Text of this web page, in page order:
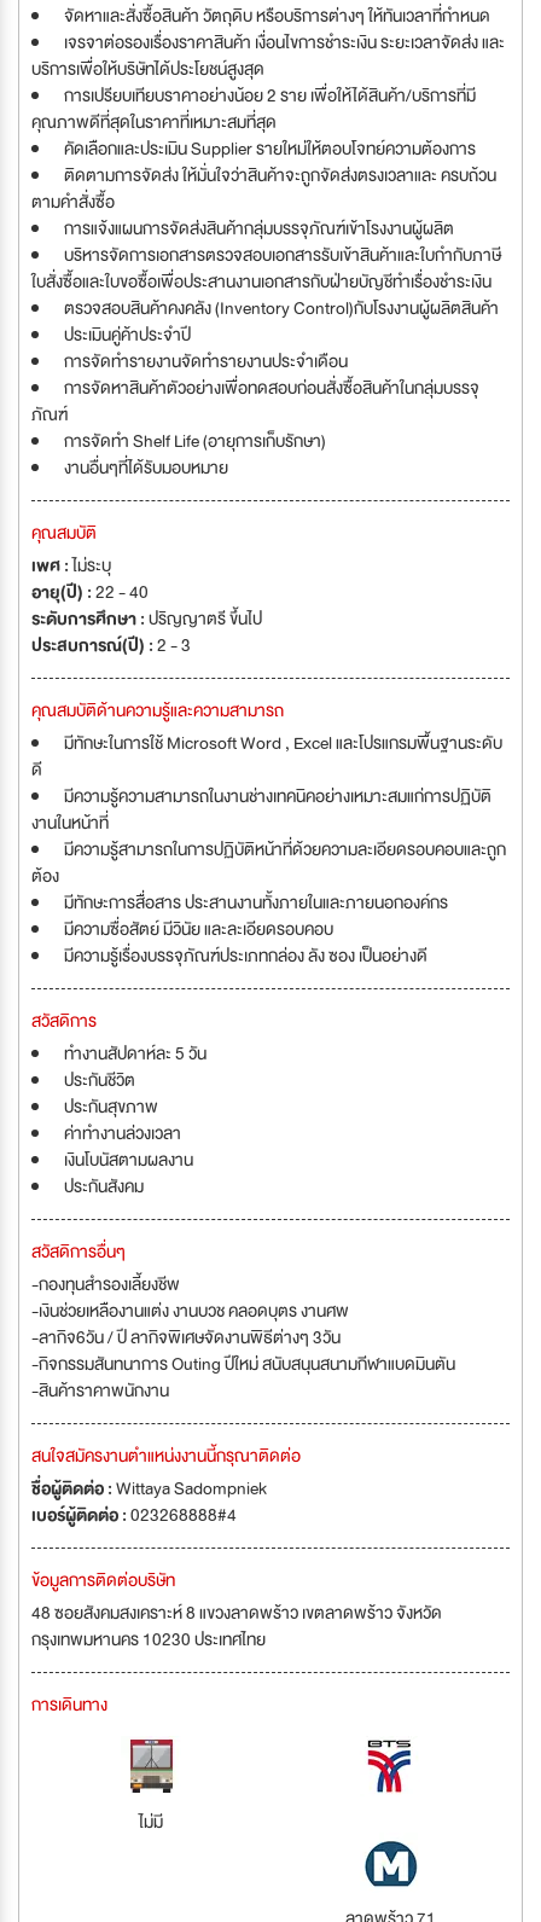
จัดหาและสั่งซื้อสินค้า วัตถุดิบ หรือบริการต่างๆ ให้ทันเวลาที่กำหนด
เจรจาต่อรองเรื่องราคาสินค้า เงื่อนไขการชำระเงิน ระยะเวลาจัดส่ง และ
บริการเพื่อให้บริษัทได้ประโยชน์สูงสุด
การเปรียบเทียบราคาอย่างน้อย 2 ราย เพื่อให้ได้สินค้า/บริการที่มี
คุณภาพดีที่สุดในราคาที่เหมาะสมที่สุด
คัดเลือกและประเมิน Supplier รายใหม่ให้ตอบโจทย์ความต้องการ
ติดตามการจัดส่ง ให้มั่นใจว่าสินค้าจะถูกจัดส่งตรงเวลาและ ครบถ้วน
ตามคำสั่งซื้อ
การแจ้งแผนการจัดส่งสินค้ากลุ่มบรรจุภัณฑ์เข้าโรงงานผู้ผลิต
บริหารจัดการเอกสารตรวจสอบเอกสารรับเข้าสินค้าและใบกำกับภาษี
ใบสั่งซื้อและใบขอซื้อเพื่อประสานงานเอกสารกับฝ่ายบัญชีทำเรื่องชำระเงิน
ตรวจสอบสินค้าคงคลัง (Inventory Control)กับโรงงานผู้ผลิตสินค้า
ประเมินคู่ค้าประจำปี
การจัดทำรายงานจัดทำรายงานประจำเดือน
การจัดหาสินค้าตัวอย่างเพื่อทดสอบก่อนสั่งซื้อสินค้าในกลุ่มบรรจุ
ภัณฑ์
การจัดทำ Shelf Life (อายุการเก็บรักษา)
งานอื่นๆที่ได้รับมอบหมาย
คุณสมบัติ
เพศ :ไม่ระบุ
อายุ(ปี) :22 - 40
ระดับการศึกษา :ปริญญาตรี ขึ้นไป
ประสบการณ์(ปี) :2 - 3
คุณสมบัติด้านความรู้และความสามารถ
มีทักษะในการใช้ Microsoft Word , Excel และโปรแกรมพื้นฐานระดับ
ดี
มีความรู้ความสามารถในงานช่างเทคนิคอย่างเหมาะสมแก่การปฏิบัติ
งานในหน้าที่
มีความรู้สามารถในการปฏิบัติหน้าที่ด้วยความละเอียดรอบคอบและถูก
ต้อง
มีทักษะการสื่อสาร ประสานงานทั้งภายในและภายนอกองค์กร
มีความซื่อสัตย์ มีวินัย และละเอียดรอบคอบ
มีความรู้เรื่องบรรจุภัณฑ์ประเภทกล่อง ลัง ซอง เป็นอย่างดี
สวัสดิการ
ทำงานสัปดาห์ละ 5 วัน
ประกันชีวิต
ประกันสุขภาพ
ค่าทำงานล่วงเวลา
เงินโบนัสตามผลงาน
ประกันสังคม
สวัสดิการอื่นๆ
-กองทุนสำรองเลี้ยงชีพ
-เงินช่วยเหลืองานแต่ง งานบวช คลอดบุตร งานศพ
-ลากิจ6วัน / ปี ลากิจพิเศษจัดงานพิธีต่างๆ 3วัน
-กิจกรรมสันทนาการ Outing ปีใหม่ สนับสนุนสนามกีฬาแบดมินตัน
-สินค้าราคาพนักงาน
สนใจสมัครงานตำแหน่งงานนี้กรุณาติดต่อ
ชื่อผู้ติดต่อ :Wittaya Sadompniek
เบอร์ผู้ติดต่อ :023268888#4
ข้อมูลการติดต่อบริษัท
48 ซอยสังคมสงเคราะห์ 8 แขวงลาดพร้าว เขตลาดพร้าว จังหวัด
กรุงเทพมหานคร 10230 ประเทศไทย
การเดินทาง
ไม่มี